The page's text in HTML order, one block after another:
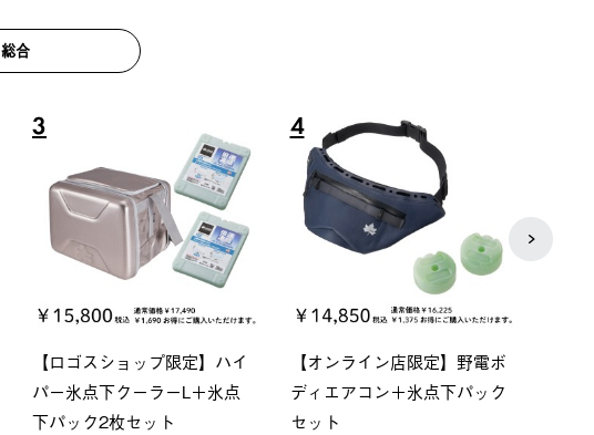
総合
7
グランベーシック スペースベ
ース・オクタゴン-BJ
￥209,000 (税込)
8
Q-TOP ソーラーサンドブロッ
クサンシェード-BF
￥16,800 (税込)